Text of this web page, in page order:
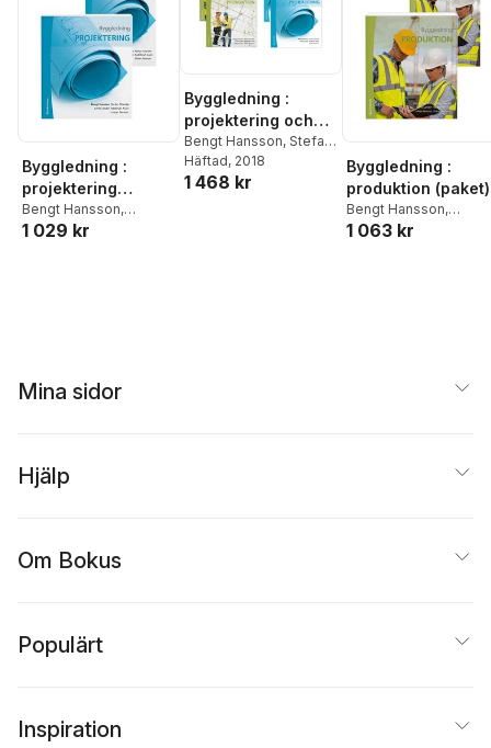
Byggledning :
projektering
(paket)
Bengt Hansson,
Radhlinah Aulin
1 029 kr
Byggledning :
projektering och
produktion med
övningar (paket)
Bengt Hansson, Stefan
Olander ,Anne Landin
Radhlinah Aulin
Häftad, 2018
1 468 kr
Byggledning :
produktion (paket)
Bengt Hansson,
Radhlinah Aulin
1 063 kr
Mina sidor
Hjälp
Om Bokus
Populärt
Inspiration